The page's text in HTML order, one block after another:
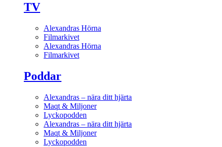
TV
Alexandras Hörna
Filmarkivet
Alexandras Hörna
Filmarkivet
Poddar
Alexandras – nära ditt hjärta
Maqt & Miljoner
Lyckopodden
Alexandras – nära ditt hjärta
Maqt & Miljoner
Lyckopodden